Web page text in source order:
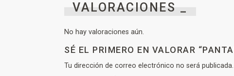
VALORACIONES _
No hay valoraciones aún.
SÉ EL PRIMERO EN VALORAR
Tu dirección de correo electrónico no será publicada.